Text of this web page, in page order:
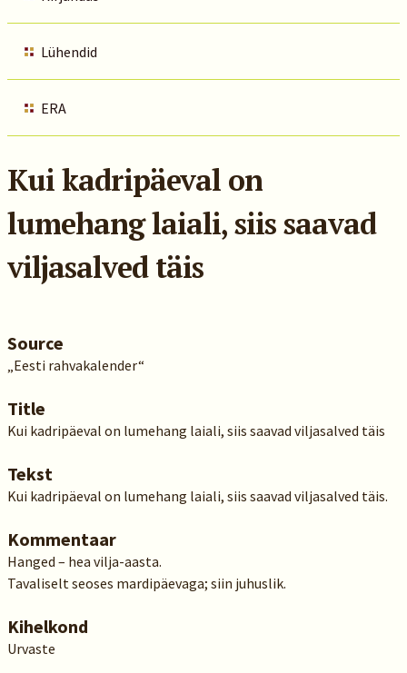
Lühendid
ERA
Kui kadripäeval on
lumehang laiali, siis saavad
viljasalved täis
Source
„Eesti rahvakalender“
Title
Kui kadripäeval on lumehang laiali, siis saavad viljasalved täis
Tekst
Kui kadripäeval on lumehang laiali, siis saavad viljasalved täis.
Kommentaar
Hanged – hea vilja-aasta.
Tavaliselt seoses mardipäevaga; siin juhuslik.
Kihelkond
Urvaste